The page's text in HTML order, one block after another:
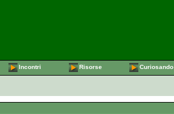
Incontri Risorse Curiosando